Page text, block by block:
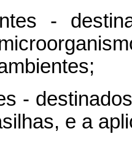
-
-
e a